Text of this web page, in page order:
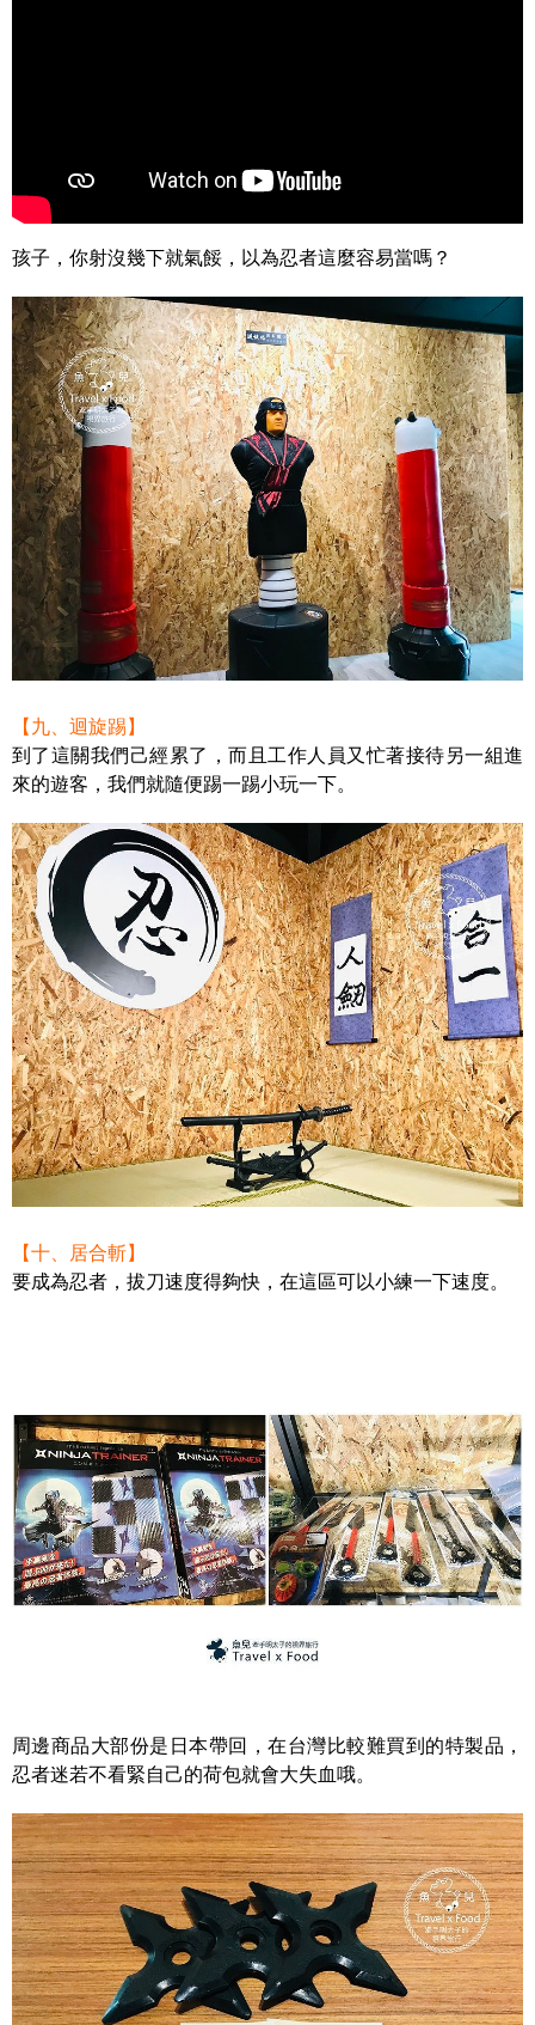
孩子，你射沒幾下就氣餒，以為忍者這麼容易當嗎？
【九、迴旋踢】
到了這關我們己經累了，而且工作人員又忙著接待另一組進
來的遊客，我們就隨便踢一踢小玩一下。
【十、居合斬】
要成為忍者，拔刀速度得夠快，在這區可以小練一下速度。
周邊商品大部份是日本帶回，在台灣比較難買到的特製品，
忍者迷若不看緊自己的荷包就會大失血哦。